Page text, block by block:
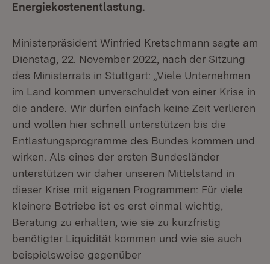
Energiekostenentlastung.
Ministerpräsident Winfried Kretschmann sagte am
Dienstag, 22. November 2022, nach der Sitzung
des Ministerrats in Stuttgart: „Viele Unternehmen
im Land kommen unverschuldet von einer Krise in
die andere. Wir dürfen einfach keine Zeit verlieren
und wollen hier schnell unterstützen bis die
Entlastungsprogramme des Bundes kommen und
wirken. Als eines der ersten Bundesländer
unterstützen wir daher unseren Mittelstand in
dieser Krise mit eigenen Programmen: Für viele
kleinere Betriebe ist es erst einmal wichtig,
Beratung zu erhalten, wie sie zu kurzfristig
benötigter Liquidität kommen und wie sie auch
beispielsweise gegenüber